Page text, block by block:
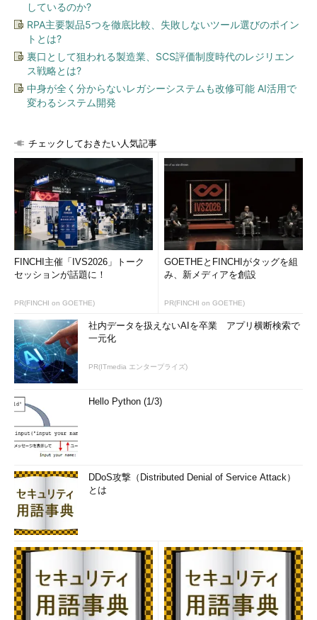
しているのか?
RPA主要製品5つを徹底比較、失敗しないツール選びのポイン
トとは?
裏口として狙われる製造業、SCS評価制度時代のレジリエン
ス戦略とは?
中身が全く分からないレガシーシステムも改修可能 AI活用で
変わるシステム開発
チェックしておきたい人気記事
FINCHI主催「IVS2026」トーク
セッションが話題に！
PR(FINCHI on GOETHE)
GOETHEとFINCHIがタッグを組
み、新メディアを創設
PR(FINCHI on GOETHE)
社内データを扱えないAIを卒業 アプリ横断検索で
一元化
PR(ITmedia エンタープライズ)
Hello Python (1/3)
DDoS攻撃（Distributed Denial of Service Attack）
とは